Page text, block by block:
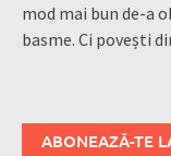
mod mai bun de-a
basme. Ci povești
ABONEAZĂ-TE